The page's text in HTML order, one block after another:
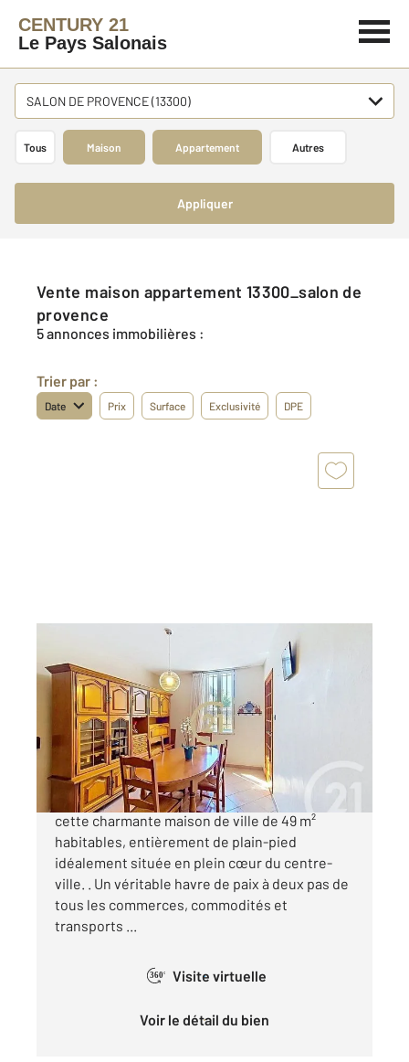
CENTURY 21
Le Pays Salonais
SALON DE PROVENCE (13300)
Tous Maison Appartement Autres
Appliquer
Vente maison appartement 13300_salon de
provence
5 annonces immobilières :
Trier par :
Date Prix Surface Exclusivité DPE
49,23 m
, 4 pièces
Ref : 15822
Maison à vendre
210 000 €
Salon de Provence , Century21 vous propose
cette charmante maison de ville de 49 m²
habitables, entièrement de plain-pied
idéalement située en plein cœur du centre-
ville. . Un véritable havre de paix à deux pas de
tous les commerces, commodités et
transports ...
360° Visite virtuelle
Voir le détail du bien